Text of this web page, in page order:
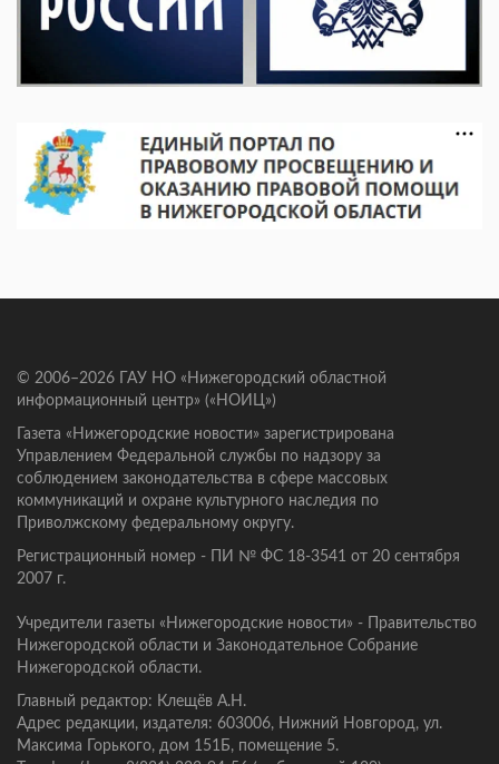
© 2006–2026 ГАУ НО «Нижегородский областной
информационный центр» («НОИЦ»)
Газета «Нижегородские новости» зарегистрирована
Управлением Федеральной службы по надзору за
соблюдением законодательства в сфере массовых
коммуникаций и охране культурного наследия по
Приволжскому федеральному округу.
Регистрационный номер - ПИ № ФС 18-3541 от 20 сентября
2007 г.
Учредители газеты «Нижегородские новости» - Правительство
Нижегородской области и Законодательное Собрание
Нижегородской области.
Главный редактор: Клещёв А.Н.
Адрес редакции, издателя: 603006, Нижний Новгород, ул.
Максима Горького, дом 151Б, помещение 5.